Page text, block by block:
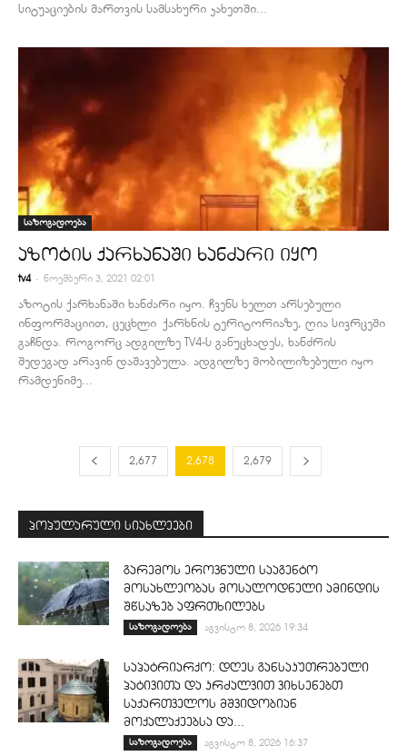
სიტუაციების მართვის სამსახური კახეთში...
საზოგადოება
აზოტის ქარხანაში ხანძარი იყო
tv4 - ნოემბერი 3, 2021 02:01
აზოტის ქარხანაში ხანძარი იყო. ჩვენს ხელთ არსებული
ინფორმაციით, ცეცხლი ქარხნის ტერიტორიაზე, ღია სივრცეში
გაჩნდა. როგორც ადგილზე TV4-ს განუცხადეს, ხანძრის
შედეგად არავინ დაშავებულა. ადგილზე მობილიზებული იყო
რამდენიმე...
2,677 2,678 2,679
პოპულარული სიახლეები
გარემოს ეროვნული სააგენტო
მოსახლეობას მოსალოდნელი ამინდის
შწსაზებ აფრთხილებს
საზოგადოება აგვისტო 8, 2026 19:34
საპატრიარქო: დღეს განსაკუთრებული
პატივითა და კრძალვით ვიხსენებთ
საქართველოს მშვიდობიან
მოქალაქეებსა და...
საზოგადოება აგვისტო 8, 2026 16:37